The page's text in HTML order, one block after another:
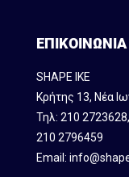
ΕΠΙΚΟΙΝΩΝΙΑ
SHAPE IKE
Κρήτης 13, Νέα
Τηλ: 210 2723628,
210 2796459
Email: